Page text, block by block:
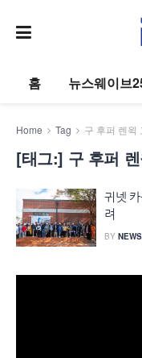
홈 뉴스웨이브
Home Tag 구 후퍼 렌윅
[태그:] 구 후퍼
귀넷
려
BY